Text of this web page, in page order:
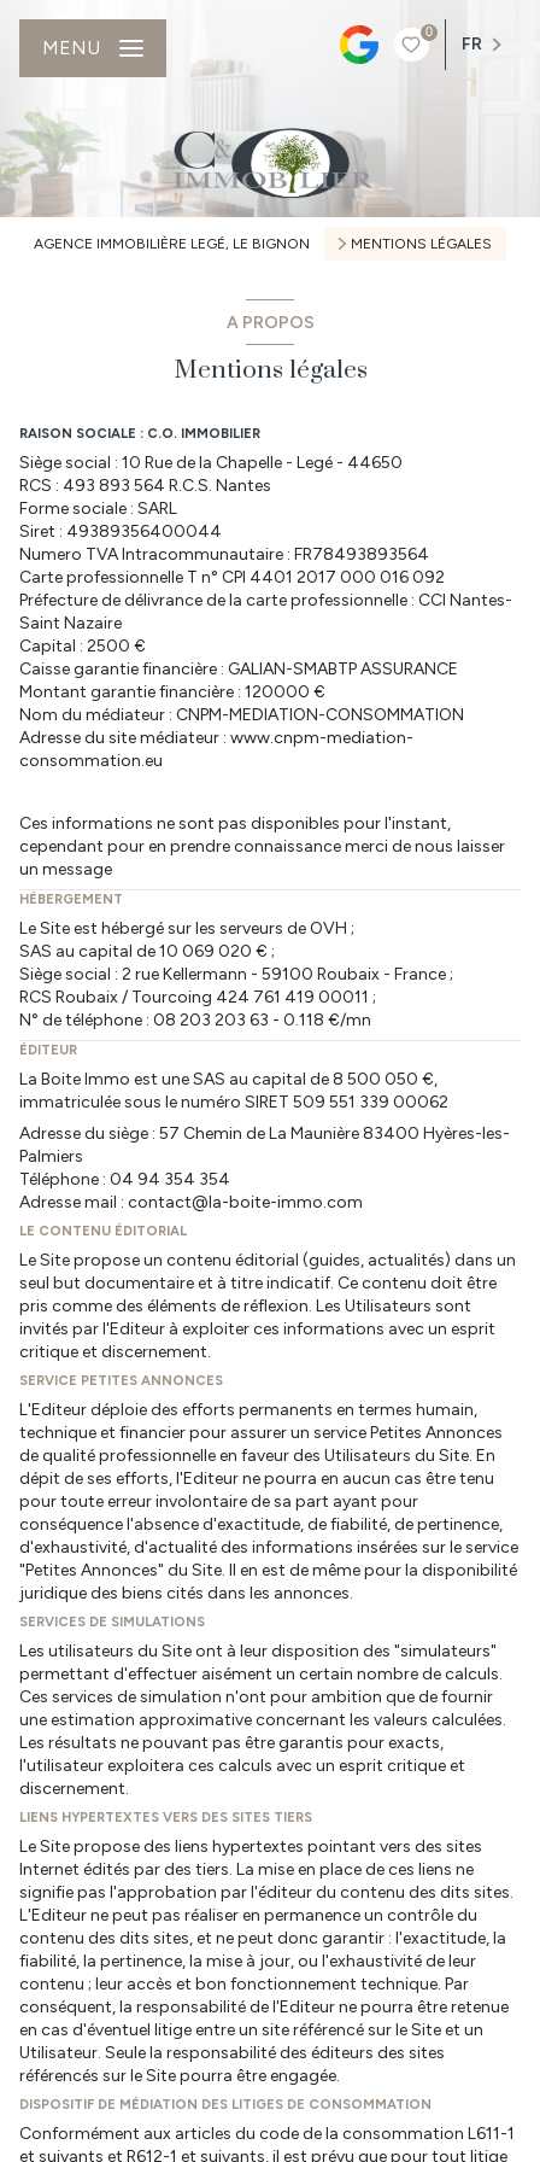
0
FR
MENU
AGENCE IMMOBILIÈRE LEGÉ, LE BIGNON MENTIONS LÉGALES
A PROPOS
Mentions légales
RAISON SOCIALE : C.O. IMMOBILIER
Siège social : 10 Rue de la Chapelle - Legé - 44650
RCS : 493 893 564 R.C.S. Nantes
Forme sociale : SARL
Siret : 49389356400044
Numero TVA Intracommunautaire : FR78493893564
Carte professionnelle T n° CPI 4401 2017 000 016 092
Préfecture de délivrance de la carte professionnelle : CCI Nantes-
Saint Nazaire
Capital : 2500 €
Caisse garantie financière : GALIAN-SMABTP ASSURANCE
Montant garantie financière : 120000 €
Nom du médiateur : CNPM-MEDIATION-CONSOMMATION
Adresse du site médiateur : www.cnpm-mediation-
consommation.eu
Ces informations ne sont pas disponibles pour l'instant,
cependant pour en prendre connaissance merci de nous laisser
un message
HÉBERGEMENT
Le Site est hébergé sur les serveurs de OVH ;
SAS au capital de 10 069 020 € ;
Siège social : 2 rue Kellermann - 59100 Roubaix - France ;
RCS Roubaix / Tourcoing 424 761 419 00011 ;
N° de téléphone : 08 203 203 63 - 0.118 €/mn
ÉDITEUR
La Boite Immo est une SAS au capital de 8 500 050 €,
immatriculée sous le numéro SIRET 509 551 339 00062
Adresse du siège : 57 Chemin de La Maunière 83400 Hyères-les-
Palmiers
Téléphone : 04 94 354 354
Adresse mail : contact@la-boite-immo.com
LE CONTENU ÉDITORIAL
Le Site propose un contenu éditorial (guides, actualités) dans un
seul but documentaire et à titre indicatif. Ce contenu doit être
pris comme des éléments de réflexion. Les Utilisateurs sont
invités par l'Editeur à exploiter ces informations avec un esprit
critique et discernement.
SERVICE PETITES ANNONCES
L'Editeur déploie des efforts permanents en termes humain,
technique et financier pour assurer un service Petites Annonces
de qualité professionnelle en faveur des Utilisateurs du Site. En
dépit de ses efforts, l'Editeur ne pourra en aucun cas être tenu
pour toute erreur involontaire de sa part ayant pour
conséquence l'absence d'exactitude, de fiabilité, de pertinence,
d'exhaustivité, d'actualité des informations insérées sur le service
"Petites Annonces" du Site. Il en est de même pour la disponibilité
juridique des biens cités dans les annonces.
SERVICES DE SIMULATIONS
Les utilisateurs du Site ont à leur disposition des "simulateurs"
permettant d'effectuer aisément un certain nombre de calculs.
Ces services de simulation n'ont pour ambition que de fournir
une estimation approximative concernant les valeurs calculées.
Les résultats ne pouvant pas être garantis pour exacts,
l'utilisateur exploitera ces calculs avec un esprit critique et
discernement.
LIENS HYPERTEXTES VERS DES SITES TIERS
Le Site propose des liens hypertextes pointant vers des sites
Internet édités par des tiers. La mise en place de ces liens ne
signifie pas l'approbation par l'éditeur du contenu des dits sites.
L'Editeur ne peut pas réaliser en permanence un contrôle du
contenu des dits sites, et ne peut donc garantir : l'exactitude, la
fiabilité, la pertinence, la mise à jour, ou l'exhaustivité de leur
contenu ; leur accès et bon fonctionnement technique. Par
conséquent, la responsabilité de l'Editeur ne pourra être retenue
en cas d'éventuel litige entre un site référencé sur le Site et un
Utilisateur. Seule la responsabilité des éditeurs des sites
référencés sur le Site pourra être engagée.
DISPOSITIF DE MÉDIATION DES LITIGES DE CONSOMMATION
Conformément aux articles du code de la consommation L611-1
et suivants et R612-1 et suivants, il est prévu que pour tout litige